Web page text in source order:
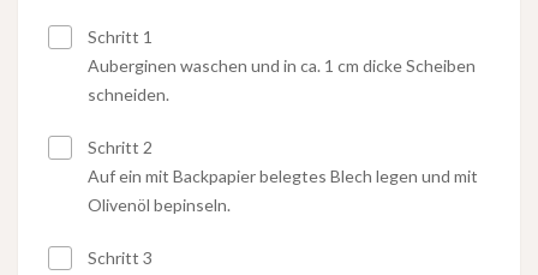
Schritt 1
Auberginen waschen und in ca. 1 cm dicke Scheiben
schneiden.
Schritt 2
Auf ein mit Backpapier belegtes Blech legen und mit
Olivenöl bepinseln.
Schritt 3